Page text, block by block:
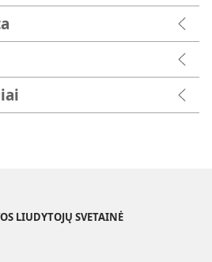
LIUDYTOJŲ SVETAINĖ